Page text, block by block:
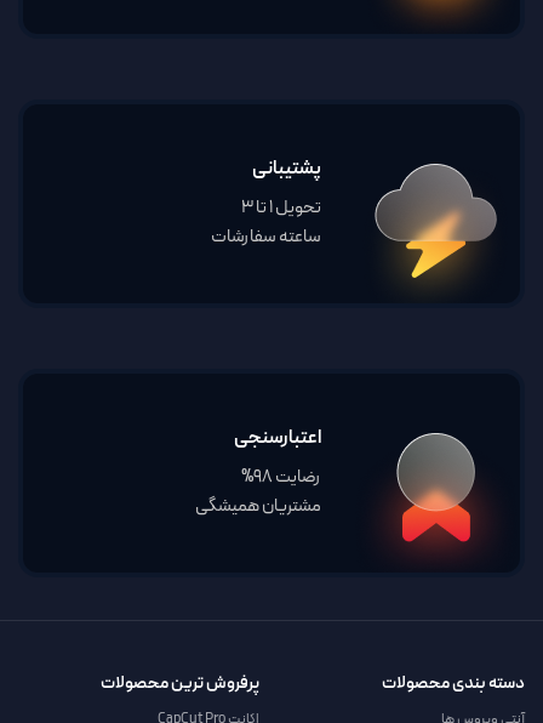
پشتیبانی
تحویل 1 تا 3
ساعته سفارشات
اعتبارسنجی
رضایت 98%
مشتریان همیشگی
دسته بندی محصولات پرفروش ترین محصولات